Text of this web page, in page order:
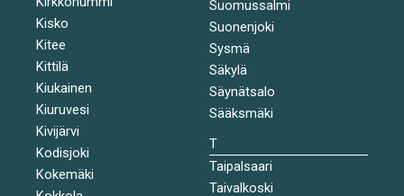
Kisko
Kitee
Kittilä
Kiukainen
Kiuruvesi
Kivijärvi
Kodisjoki
Kokemäki
Suomussalmi
Suonenjoki
Sysmä
Säkylä
Säynätsalo
Sääksmäki
T
Taipalsaari
Taivalkoski